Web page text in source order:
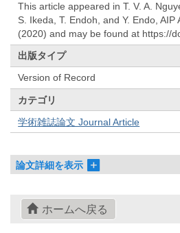
This article appeared in T. V. A.
S. Ikeda, T. Endoh, and Y. Endo,
(2020) and may be found at https://
出版タイプ
Version of Record
カテゴリ
学術雑誌論文 Journal Article
論文詳細を表示
ホームへ戻る